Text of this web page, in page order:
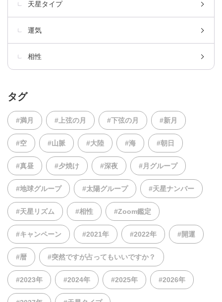
天星タイプ
運気
相性
タグ
#満月 #上弦の月 #下弦の月 #新月
#空 #山脈 #大陸 #海 #朝日
#真昼 #夕焼け #深夜 #月グループ
#地球グループ #太陽グループ #天星ナンバー
#天星リズム #相性 #Zoom鑑定
#キャンペーン #2021年 #2022年 #開運
#暦 #突然ですが占ってもいいですか？
#2023年 #2024年 #2025年 #2026年